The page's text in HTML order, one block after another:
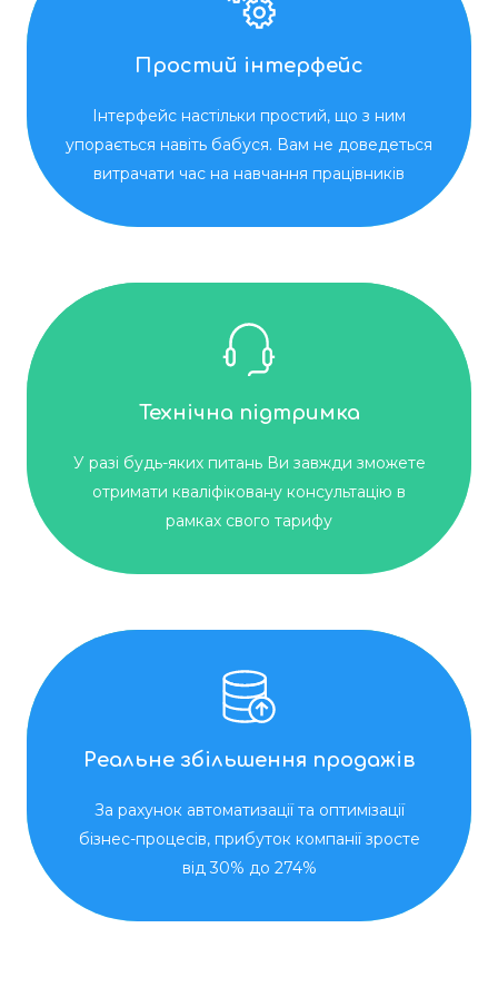
Простий інтерфейс
Інтерфейс настільки простий, що з ним
упорається навіть бабуся. Вам не доведеться
витрачати час на навчання працівників
Технічна підтримка
У разі будь-яких питань Ви завжди зможете
отримати кваліфіковану консультацію в
рамках свого тарифу
Реальне збільшення продажів
За рахунок автоматизації та оптимізації
бізнес-процесів, прибуток компанії зросте
від 30% до 274%